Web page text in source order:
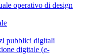
operativo di design
pubblici digitali
digitale (e-